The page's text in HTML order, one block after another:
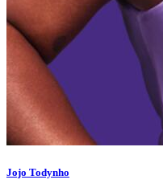
Jojo Todynho